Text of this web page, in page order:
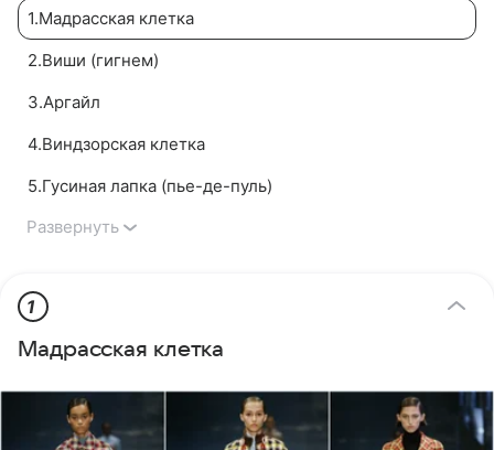
1.Мадрасская клетка
2.Виши (гигнем)
3.Аргайл
4.Виндзорская клетка
5.Гусиная лапка (пье-де-пуль)
Развернуть
1
Мадрасская клетка